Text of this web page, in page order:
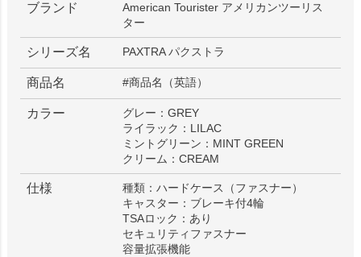
ブランド
American Tourister アメリカンツーリス
ター
シリーズ名 PAXTRA パクストラ
商品名 #商品名（英語）
カラー
グレー：GREY
ライラック：LILAC
ミントグリーン：MINT GREEN
クリーム：CREAM
仕様
種類：ハードケース（ファスナー）
キャスター：ブレーキ付4輪
TSAロック：あり
セキュリティファスナー
容量拡張機能